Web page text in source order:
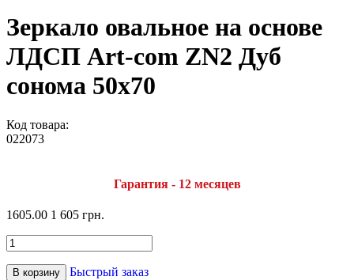
Зеркало овальное на основе
ЛДСП Art-com ZN2 Дуб
сонома 50х70
Код товара:
022073
Гарантия - 12 месяцев
1605.00 1 605 грн.
В корзину Быстрый заказ